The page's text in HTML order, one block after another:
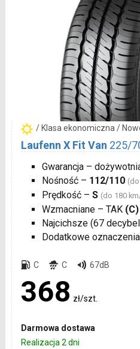
/ Klasa ekonomiczna /
Laufenn X Fit Van 225/
Gwarancja –
Nośność – 112/110
Prędkość – S (do 180
Wzmacniane – TAK (C)
Najcichsze (67
Dodatkowe
C C 67dB
368 zł/szt.
Darmowa dostawa
Realizacja 2 dni